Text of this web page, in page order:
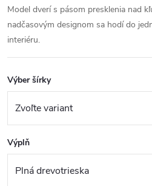
Model dverí s pásom presklenia nad
nadčasovým designom sa hodí do
interiéru.
Výber šírky
Výplň